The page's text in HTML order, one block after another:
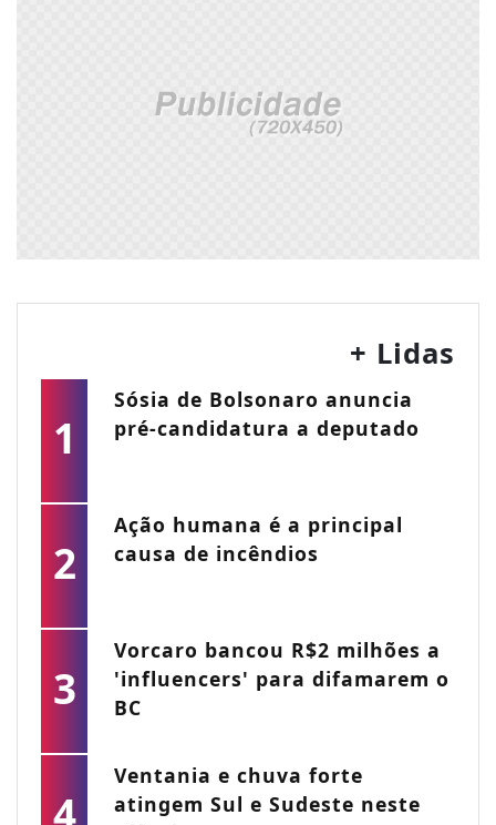
+ Lidas
1
Sósia de Bolsonaro anuncia
pré-candidatura a deputado
2
Ação humana é a principal
causa de incêndios
3
Vorcaro bancou R$2 milhões a
'influencers' para difamarem o
BC
Ventania e chuva forte
atingem Sul e Sudeste neste